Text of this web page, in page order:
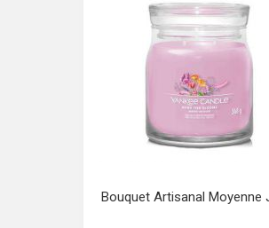
Bouquet Artisanal Moyenne